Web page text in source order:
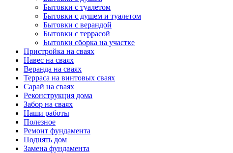
Бытовки с туалетом
Бытовки с душем и туалетом
Бытовки с верандой
Бытовки с террасой
Бытовки сборка на участке
Пристройка на сваях
Навес на сваях
Веранда на сваях
Терраса на винтовых сваях
Cарай на сваях
Реконструкция дома
Забор на сваях
Наши работы
Полезное
Ремонт фундамента
Поднять дом
Замена фундамента